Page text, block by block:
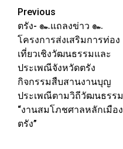
Post
navigation
Previous
ตรัง- ๛แถลงข่าว ๛
โครงการส่งเสริมการท่อง
เที่ยวเชิงวัฒนธรรมและ
ประเพณีจังหวัดตรัง
กิจกรรมสืบสานงานบุญ
ประเพณีตามวิถีวัฒนธรรม
“งานสมโภชศาลหลักเมือง
ตรัง”